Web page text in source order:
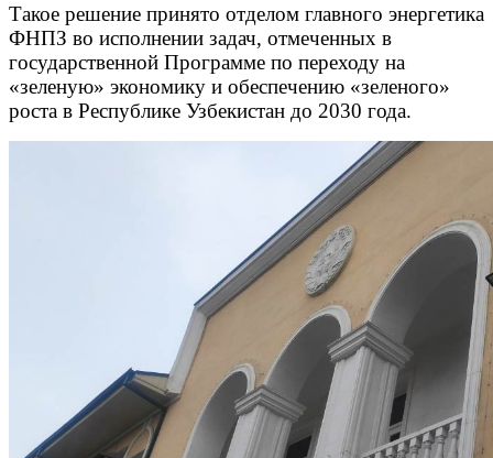
Такое решение принято отделом главного энергетика
ФНПЗ во исполнении задач, отмеченных в
государственной Программе по переходу на
«зеленую» экономику и обеспечению «зеленого»
роста в Республике Узбекистан до 2030 года.